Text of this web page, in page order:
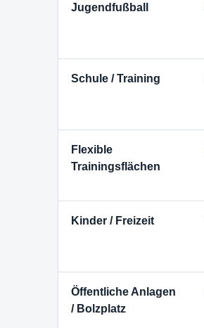
Jugendfußball
Schule / Training
Flexible
Trainingsflächen
Kinder / Freizeit
Öffentliche Anlagen
/ Bolzplatz